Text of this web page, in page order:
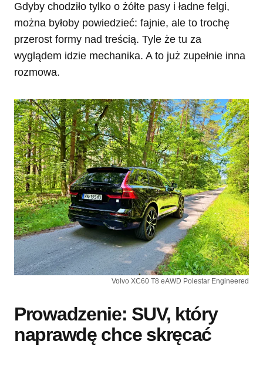
Gdyby chodziło tylko o żółte pasy i ładne felgi,
można byłoby powiedzieć: fajnie, ale to trochę
przerost formy nad treścią. Tyle że tu za
wyglądem idzie mechanika. A to już zupełnie inna
rozmowa.
Volvo XC60 T8 eAWD Polestar Engineered
Prowadzenie: SUV, który
naprawdę chce skręcać